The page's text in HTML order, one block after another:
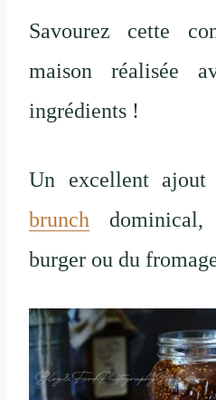
Savourez cette
maison réalisée
ingrédients !
Un excellent
brunch
burger ou du